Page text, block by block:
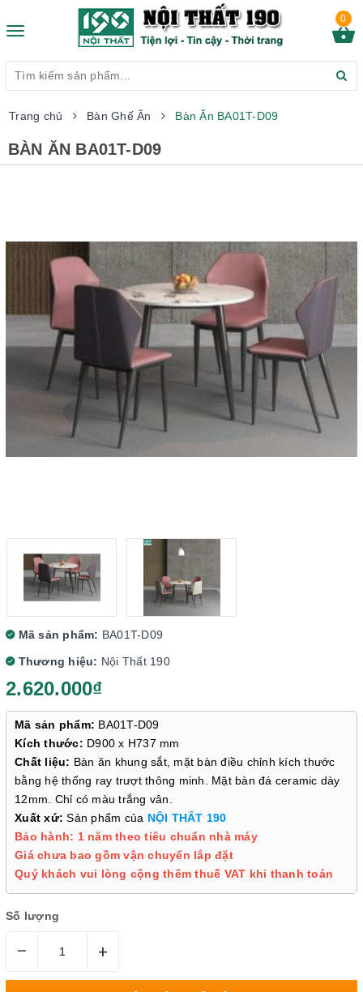
Toggle
0
Trang chủ Bàn Ghế Ăn Bàn Ăn BA01T-D09
BÀN ĂN BA01T-D09
Mã sản phẩm: BA01T-D09
Thương hiệu: Nội Thất 190
2.620.000₫
Mã sản phẩm: BA01T-D09
Kích thước: D900 x H737 mm
Chất liệu: Bàn ăn khung sắt, mặt bàn điều chỉnh kích thước
bằng hệ thống ray trượt thông minh. Mặt bàn đá ceramic dày
12mm. Chỉ có màu trắng vân.
Xuất xứ: Sản phẩm của NỘI THẤT 190
Bảo hành: 1 năm theo tiêu chuẩn nhà máy
Giá chưa bao gồm vận chuyển lắp đặt
Quý khách vui lòng cộng thêm thuế VAT khi thanh toán
Số lượng
– +